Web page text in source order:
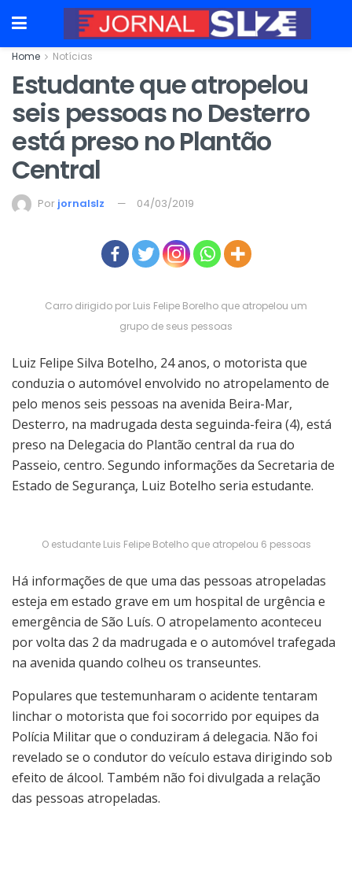
Home Notícias
Estudante que atropelou
seis pessoas no Desterro
está preso no Plantão
Central
Por jornalslz 04/03/2019
Carro dirigido por Luis Felipe Borelho que atropelou um
grupo de seus pessoas
Luiz Felipe Silva Botelho, 24 anos, o motorista que
conduzia o automóvel envolvido no atropelamento de
pelo menos seis pessoas na avenida Beira-Mar,
Desterro, na madrugada desta seguinda-feira (4), está
preso na Delegacia do Plantão central da rua do
Passeio, centro. Segundo informações da Secretaria de
Estado de Segurança, Luiz Botelho seria estudante.
O estudante Luis Felipe Botelho que atropelou 6 pessoas
Há informações de que uma das pessoas atropeladas
esteja em estado grave em um hospital de urgência e
emergência de São Luís. O atropelamento aconteceu
por volta das 2 da madrugada e o automóvel trafegada
na avenida quando colheu os transeuntes.
Populares que testemunharam o acidente tentaram
linchar o motorista que foi socorrido por equipes da
Polícia Militar que o conduziram á delegacia. Não foi
revelado se o condutor do veículo estava dirigindo sob
efeito de álcool. Também não foi divulgada a relação
das pessoas atropeladas.